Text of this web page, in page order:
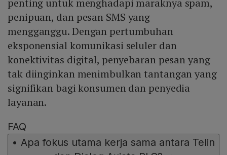
penting untuk menghadapi maraknya spam,
penipuan, dan pesan SMS yang
mengganggu. Dengan pertumbuhan
eksponensial komunikasi seluler dan
konektivitas digital, penyebaran pesan yang
tak diinginkan menimbulkan tantangan yang
signifikan bagi konsumen dan penyedia
layanan.
FAQ
• Apa fokus utama kerja sama antara Telin